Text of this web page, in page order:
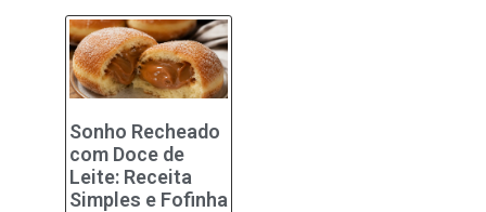
Sonho Recheado
com Doce de
Leite: Receita
Simples e Fofinha